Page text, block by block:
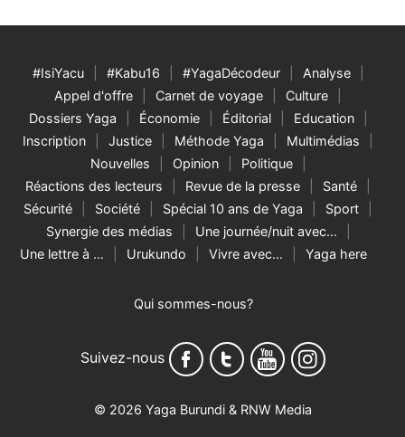
#IsiYacu #Kabu16 #YagaDécodeur
Analyse
Appel d'offre
Carnet de voyage
Culture
Dossiers Yaga
Économie Éditorial
Education
Inscription
Justice Méthode Yaga
Multimédias
Nouvelles
Opinion
Politique
Réactions des lecteurs
Revue de la presse
Santé
Sécurité
Société Spécial 10 ans de Yaga
Sport
Synergie des médias
Une journée/nuit avec…
Une lettre à …
Urukundo Vivre avec… Yaga here
Qui sommes-nous?
Suivez-nous
© 2026 Yaga Burundi & RNW Media